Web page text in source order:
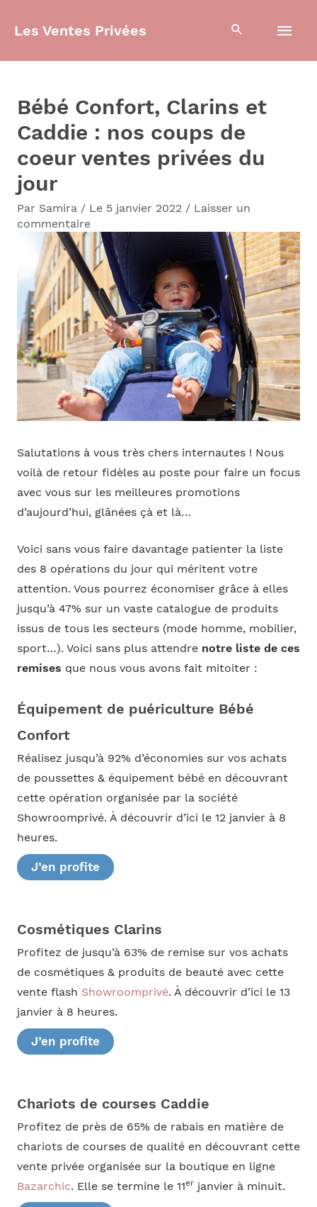
Les Ventes Privées
Bébé Confort, Clarins et
Caddie : nos coups de
coeur ventes privées du
jour
Par Samira / Le 5 janvier 2022 / Laisser un
commentaire
Salutations à vous très chers internautes ! Nous
voilà de retour fidèles au poste pour faire un focus
avec vous sur les meilleures promotions
d’aujourd’hui, glânées çà et là…
Voici sans vous faire davantage patienter la liste
des 8 opérations du jour qui méritent votre
attention. Vous pourrez économiser grâce à elles
jusqu’à 47% sur un vaste catalogue de produits
issus de tous les secteurs (mode homme, mobilier,
sport…). Voici sans plus attendre notre liste de ces
remises que nous vous avons fait mitoiter :
Équipement de puériculture Bébé
Confort
Réalisez jusqu’à 92% d’économies sur vos achats
de poussettes & équipement bébé en découvrant
cette opération organisée par la société
Showroomprivé. À découvrir d’ici le 12 janvier à 8
heures.
J’en profite
Cosmétiques Clarins
Profitez de jusqu’à 63% de remise sur vos achats
de cosmétiques & produits de beauté avec cette
vente flash Showroomprivé. À découvrir d’ici le 13
janvier à 8 heures.
J’en profite
Chariots de courses Caddie
Profitez de près de 65% de rabais en matière de
chariots de courses de qualité en découvrant cette
vente privée organisée sur la boutique en ligne
Bazarchic. Elle se termine le 11erjanvier à minuit.